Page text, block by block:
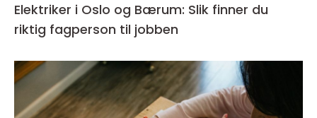
Elektriker i Oslo og Bærum: Slik finner du
riktig fagperson til jobben